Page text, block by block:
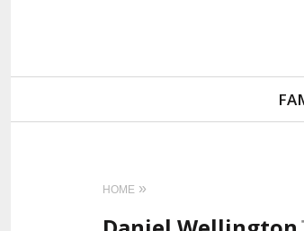
Navigation
HOME